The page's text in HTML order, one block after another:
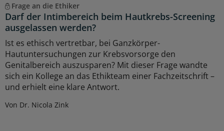
Frage an die Ethiker
Darf der Intimbereich beim Hautkrebs-Screening
ausgelassen werden?
Ist es ethisch vertretbar, bei Ganzkörper-
Hautuntersuchungen zur Krebsvorsorge den
Genitalbereich auszusparen? Mit dieser Frage wandte
sich ein Kollege an das Ethikteam einer Fachzeitschrift –
und erhielt eine klare Antwort.
Von Dr. Nicola Zink